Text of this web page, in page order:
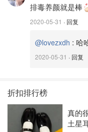
排毒养颜就是棒
2020-05-31 · 回复
@lovezxdh : 哈
2020-05-31 · 回复
折扣排行榜
真的
土星